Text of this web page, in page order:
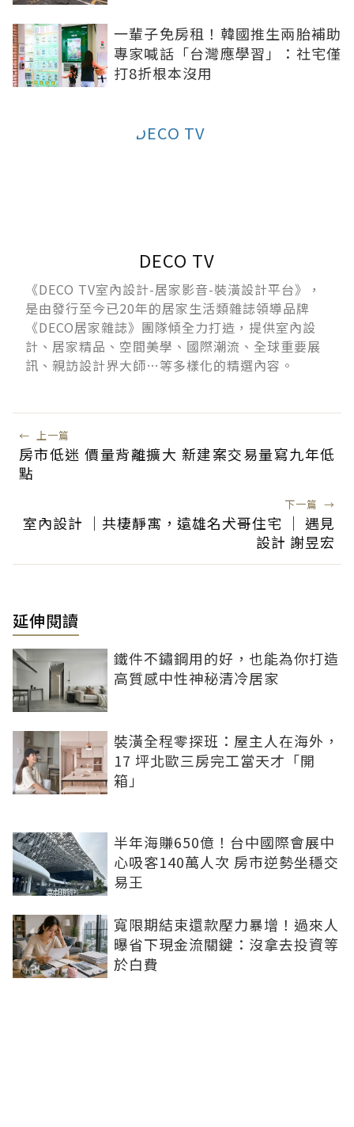
一輩子免房租！韓國推生兩胎補助
專家喊話「台灣應學習」：社宅僅
打8折根本沒用
DECO TV
《DECO TV室內設計-居家影音-裝潢設計平台》，
是由發行至今已20年的居家生活類雜誌領導品牌
《DECO居家雜誌》團隊傾全力打造，提供室內設
計、居家精品、空間美學、國際潮流、全球重要展
訊、親訪設計界大師…等多樣化的精選內容。
← 上一篇
房市低迷 價量背離擴大 新建案交易量寫九年低
點
下一篇 →
室內設計 ｜共棲靜寓，遠雄名犬哥住宅 │ 遇見
設計 謝昱宏
延伸閱讀
鐵件不鏽鋼用的好，也能為你打造
高質感中性神秘清冷居家
裝潢全程零探班：屋主人在海外，
17 坪北歐三房完工當天才「開
箱」
半年海賺650億！台中國際會展中
心吸客140萬人次 房市逆勢坐穩交
易王
寬限期結束還款壓力暴增！過來人
曝省下現金流關鍵：沒拿去投資等
於白費